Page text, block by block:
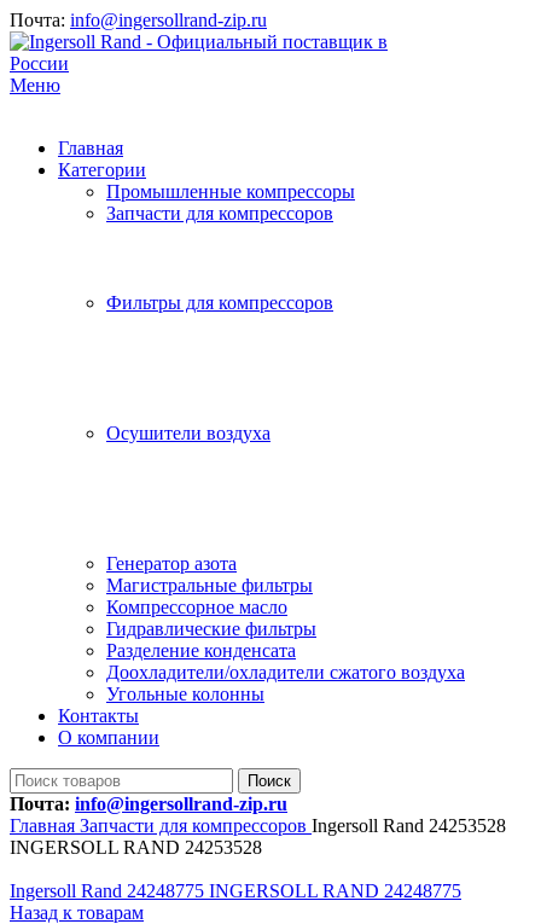
Почта: info@ingersollrand-zip.ru
Меню
Главная
Категории
Промышленные компрессоры
Запчасти для компрессоров
Фильтры для компрессоров
Осушители воздуха
Генератор азота
Магистральные фильтры
Компрессорное масло
Гидравлические фильтры
Разделение конденсата
Доохладители/охладители сжатого воздуха
Угольные колонны
Контакты
О компании
Поиск
Почта: info@ingersollrand-zip.ru
Главная Запчасти для компрессоров Ingersoll Rand 24253528
INGERSOLL RAND 24253528
Ingersoll Rand 24248775 INGERSOLL RAND 24248775
Назад к товарам